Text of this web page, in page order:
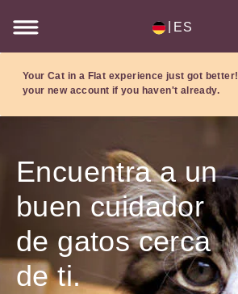
ES
Your Cat in a Flat experience just got better!
your new account if you haven't already.
Encuentra a un
buen cuidador
de gatos cerca
de ti.